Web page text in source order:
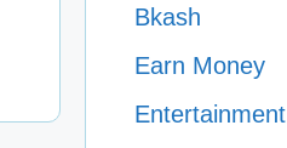
Bkash
Earn Money
Entertainment